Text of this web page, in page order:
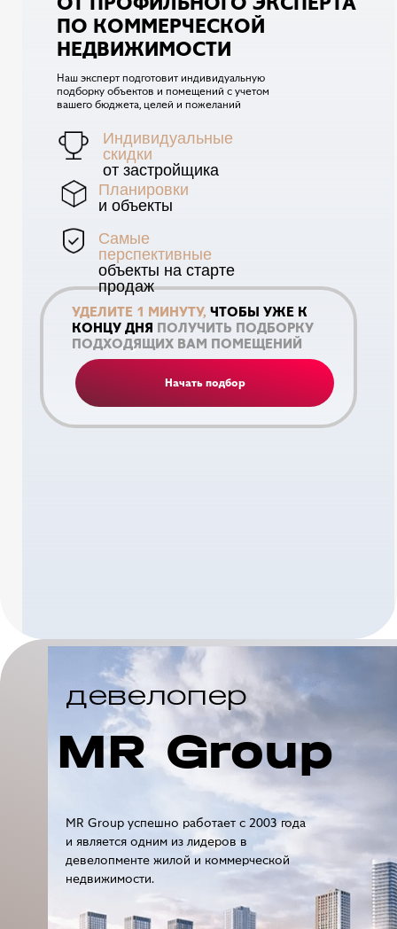
Начать подбор
ПО КОММЕРЧЕСКОЙ
НЕДВИЖИМОСТИ
Индивидуальные
скидки
от застройщика
Самые
перспективные
объекты на старте
продаж
Планировки
и объекты
УДЕЛИТЕ 1 МИНУТУ, ЧТОБЫ УЖЕ К
КОНЦУ ДНЯ ПОЛУЧИТЬ ПОДБОРКУ
ПОДХОДЯЩИХ ВАМ ПОМЕЩЕНИЙ
Наш эксперт подготовит индивидуальную
подборку объектов и помещений с учетом
вашего бюджета, целей и пожеланий
MR Group успешно работает с 2003 года
и является одним из лидеров в
девелопменте жилой и коммерческой
недвижимости.
девелопер
MR Group